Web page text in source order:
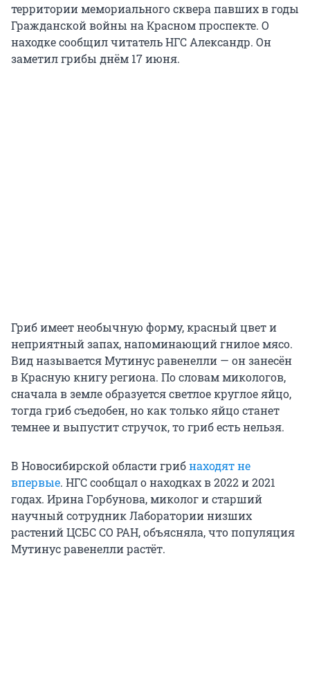
территории мемориального сквера павших в годы
Гражданской войны на Красном проспекте. О
находке сообщил читатель НГС Александр. Он
заметил грибы днём 17 июня.
Гриб имеет необычную форму, красный цвет и
неприятный запах, напоминающий гнилое мясо.
Вид называется Мутинус равенелли — он занесён
в Красную книгу региона. По словам микологов,
сначала в земле образуется светлое круглое яйцо,
тогда гриб съедобен, но как только яйцо станет
темнее и выпустит стручок, то гриб есть нельзя.
В Новосибирской области грибнаходят не
впервые. НГС сообщал о находках в 2022 и 2021
годах. Ирина Горбунова, миколог и старший
научный сотрудник Лаборатории низших
растений ЦСБС СО РАН, объясняла, что популяция
Мутинус равенелли растёт.